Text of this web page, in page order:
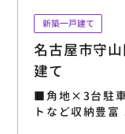
新築一戸建て
名古屋市守
建て
■角地×3台駐
トなど収納豊富